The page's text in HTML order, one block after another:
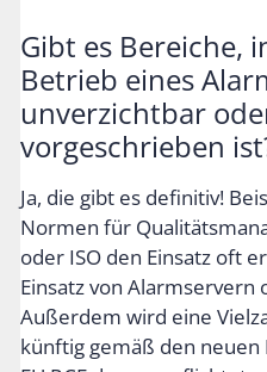
Gibt es Bereiche,
Betrieb eines
unverzichtbar
vorgeschrieben
Ja, die gibt es definitiv!
Normen für
oder ISO den Einsatz oft
Einsatz von Alarmservern
Außerdem wird eine
künftig gemäß den neuen